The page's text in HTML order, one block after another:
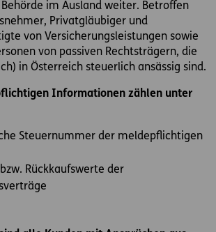
im Ausland weiter. Betroffen
Privatgläubiger und
von Versicherungsleistungen sowie
von passiven Rechtsträgern, die
in Österreich steuerlich ansässig sind.
Informationen zählen unter
Steuernummer der meldepflichtigen
Rückkaufswerte der